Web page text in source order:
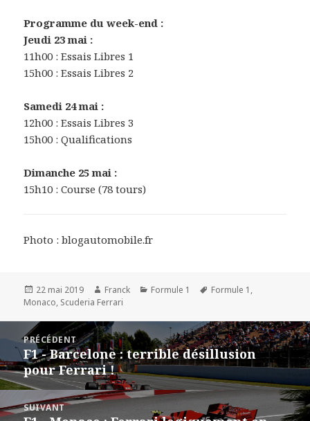
Programme du week-end :
Jeudi 23 mai :
11h00 : Essais Libres 1
15h00 : Essais Libres 2
Samedi 24 mai :
12h00 : Essais Libres 3
15h00 : Qualifications
Dimanche 25 mai :
15h10 : Course (78 tours)
Photo : blogautomobile.fr
Publié
le
22 mai 2019 Auteur
Franck Catégories
Formule 1
Mots-
Formule 1 ,
Monaco, Scuderia Ferrari
Navigation
l’article
PRÉCÉDENT
Article
précédent :
F1 - Barcelone : terrible désillusion
pour Ferrari !
SUIVANT